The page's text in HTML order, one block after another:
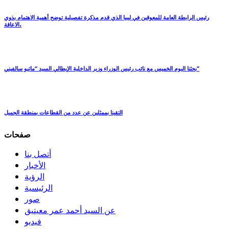
رئيس الرابطة العامة للمعوقين في ليبيا الذي قدم مذكرة تفصيلية توضح أهمية الاهتمام بذوي
الاعاقة،
بحثنا اليوم الخميس مع نائب رئيس الوزراء وزير الداخلية الإيطالي السيد “ماتيو سالفيني”
التقينا بممثلين عن عدد من القطاعات بمنطقة الجميل
صفحات
أتصل بنا
الأخبار
الرؤية
الرئيسية
صور
عن السيد أحمد عمر معيتيق
فيديو